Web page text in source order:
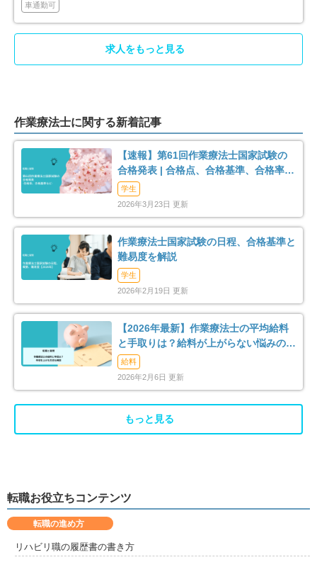
茨木市
富田林市
松原市 25
35 箕面市 50
柏原市 9
門真市 53 摂津市 35
高石市 7 藤井寺市
泉南市
四條畷市 12 交野市 23
大阪狭山市 27
泉北郡忠岡町 10 泉南郡熊取町 8
車通勤可
求人をもっと見る
作業療法士に関する新着記事
【速報】第61回作業療法士国家試験の
合格発表 | 合格点、合格基準、合格率
（2026年）
学生
2026年3月23日 更新
作業療法士国家試験の日程、合格基準と
難易度を解説
学生
2026年2月19日 更新
【2026年最新】作業療法士の平均給料
と手取りは？給料が上がらない悩みの解
消法まで解説
給料
2026年2月6日 更新
もっと見る
転職お役立ちコンテンツ
転職の進め方
リハビリ職の履歴書の書き方